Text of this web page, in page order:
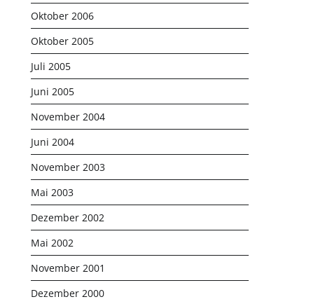
Oktober 2006
Oktober 2005
Juli 2005
Juni 2005
November 2004
Juni 2004
November 2003
Mai 2003
Dezember 2002
Mai 2002
November 2001
Dezember 2000